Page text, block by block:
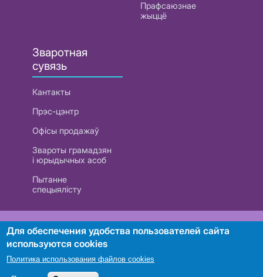
Прафсаюзнае
жыццё
Зваротная
сувязь
Кантакты
Прэс-цэнтр
Офісы продажаў
Звароты грамадзян
і юрыдычных асоб
Пытанне
спецыялісту
РУП «Белтэлекам». УНП 101007741
Пошук
Для обеспечения удобства пользователей сайта
используются cookies
Политика использования файлов cookies